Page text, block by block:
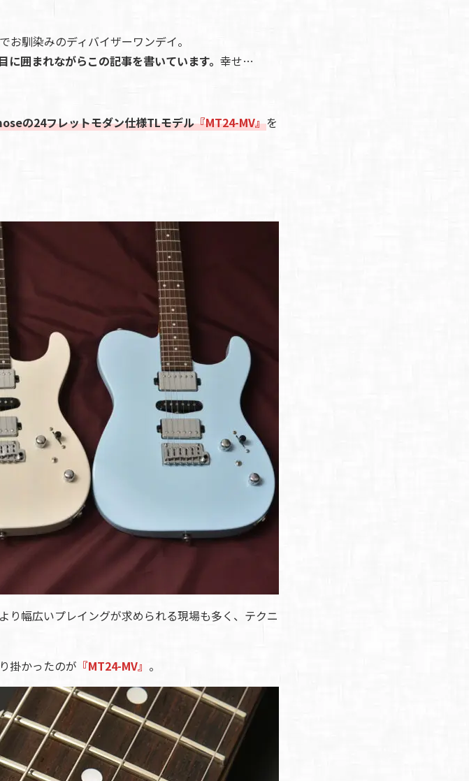
馴染みのディバイザーワンデイ。
に囲まれながらこの記事を書いています。 幸せ…
の24フレットモダン仕様TLモデル『MT24-MV』を
り幅広いプレイングが求められる現場も多く、テクニ
掛かったのが 『MT24-MV』 。